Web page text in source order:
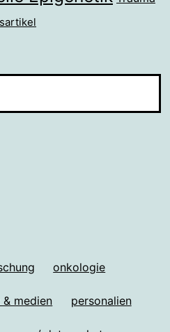
onkologie
medien personalien